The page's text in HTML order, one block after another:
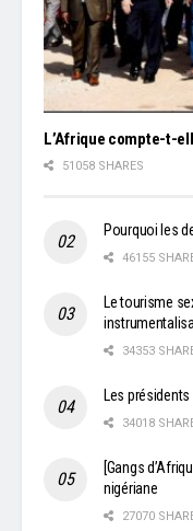
L’Afrique compte-t-
51058 SHARES
Pourquoi les
46155
Le tourisme
34353
Les
34018
[Gangs
nigériane
27070